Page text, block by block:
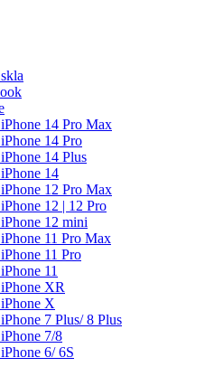
14 Pro Max
14 Pro
14 Plus
14
12 Pro Max
12 | 12 Pro
12 mini
11 Pro Max
11 Pro
11
XR
X
7 Plus/ 8 Plus
7/8
6/ 6S